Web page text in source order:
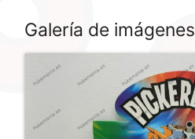
Galería de imágenes